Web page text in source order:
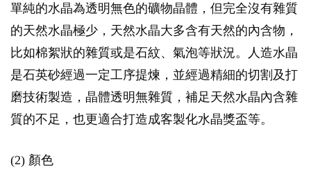
單純的水晶為透明無色的礦物晶體，但完全沒有雜質
的天然水晶極少，天然水晶大多含有天然的內含物，
比如棉絮狀的雜質或是石紋、氣泡等狀況。人造水晶
是石英砂經過一定工序提煉，並經過精細的切割及打
磨技術製造，晶體透明無雜質，補足天然水晶內含雜
質的不足，也更適合打造成客製化水晶獎盃等。
(2) 顏色